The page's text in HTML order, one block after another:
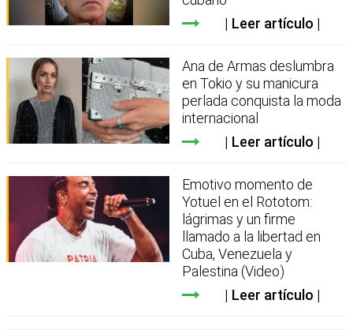
Leer artículo
Ana de Armas deslumbra
en Tokio y su manicura
perlada conquista la moda
internacional
Leer artículo
Emotivo momento de
Yotuel en el Rototom:
lágrimas y un firme
llamado a la libertad en
Cuba, Venezuela y
Palestina (Video)
Leer artículo